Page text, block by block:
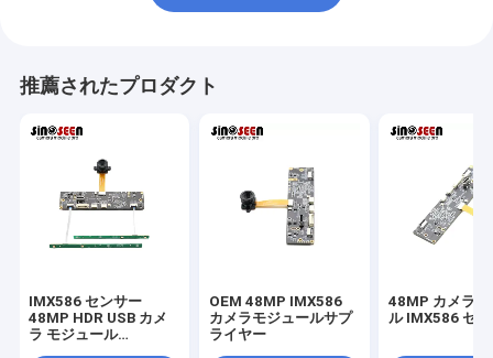
推薦されたプロダクト
IMX586 センサー
48MP HDR USB カメ
ラ モジュール
OEM 48MP IMX586
カメラモジュールサプ
ライヤー
48MP カメラモ
ル IMX586 セ